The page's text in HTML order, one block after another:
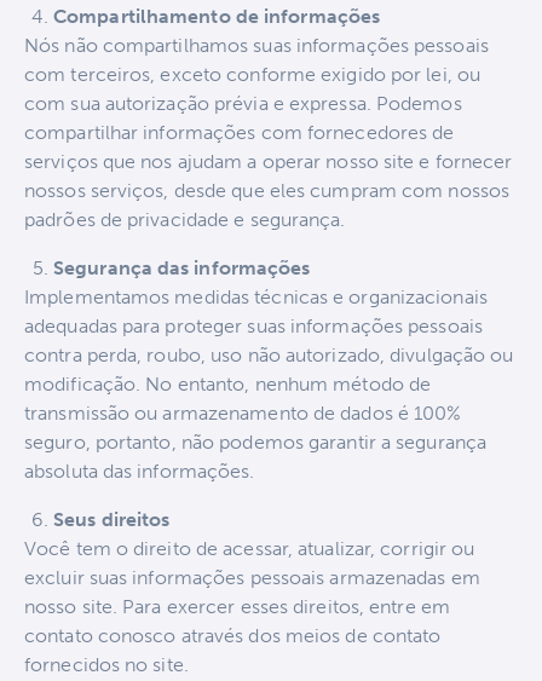
Compartilhamento de informações
Nós não compartilhamos suas informações pessoais
com terceiros, exceto conforme exigido por lei, ou
com sua autorização prévia e expressa. Podemos
compartilhar informações com fornecedores de
serviços que nos ajudam a operar nosso site e fornecer
nossos serviços, desde que eles cumpram com nossos
padrões de privacidade e segurança.
Segurança das informações
Implementamos medidas técnicas e organizacionais
adequadas para proteger suas informações pessoais
contra perda, roubo, uso não autorizado, divulgação ou
modificação. No entanto, nenhum método de
transmissão ou armazenamento de dados é 100%
seguro, portanto, não podemos garantir a segurança
absoluta das informações.
Seus direitos
Você tem o direito de acessar, atualizar, corrigir ou
excluir suas informações pessoais armazenadas em
nosso site. Para exercer esses direitos, entre em
contato conosco através dos meios de contato
fornecidos no site.